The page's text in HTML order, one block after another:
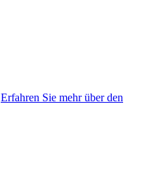
Erfahren Sie mehr über den